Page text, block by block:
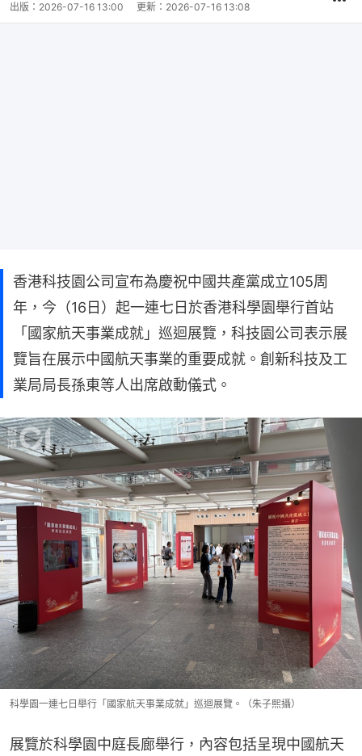
出版： 2026-07-16 13:00 更新： 2026-07-16 13:08
香港科技園公司宣布為慶祝中國共產黨成立105周
年，今（16日）起一連七日於香港科學園舉行首站
「國家航天事業成就」巡迴展覽，科技園公司表示展
覽旨在展示中國航天事業的重要成就。創新科技及工
業局局長孫東等人出席啟動儀式。
科學園一連七日舉行「國家航天事業成就」巡迴展覽。（朱子熙攝）
展覽於科學園中庭長廊舉行，內容包括呈現中國航天